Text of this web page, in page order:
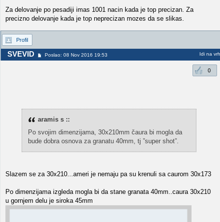
Za delovanje po pesadiji imas 1001 nacin kada je top precizan. Za
precizno delovanje kada je top neprecizan mozes da se slikas.
Profil
SVEVID Poslao: 08 Nov 2016 19:53 Idi na vrh
0
aramis s ::
Po svojim dimenzijama, 30x210mm čaura bi mogla da
bude dobra osnova za granatu 40mm, tj ”super shot”.
Slazem se za 30x210...ameri je nemaju pa su krenuli sa caurom 30x173
Po dimenzijama izgleda mogla bi da stane granata 40mm..caura 30x210
u gornjem delu je siroka 45mm